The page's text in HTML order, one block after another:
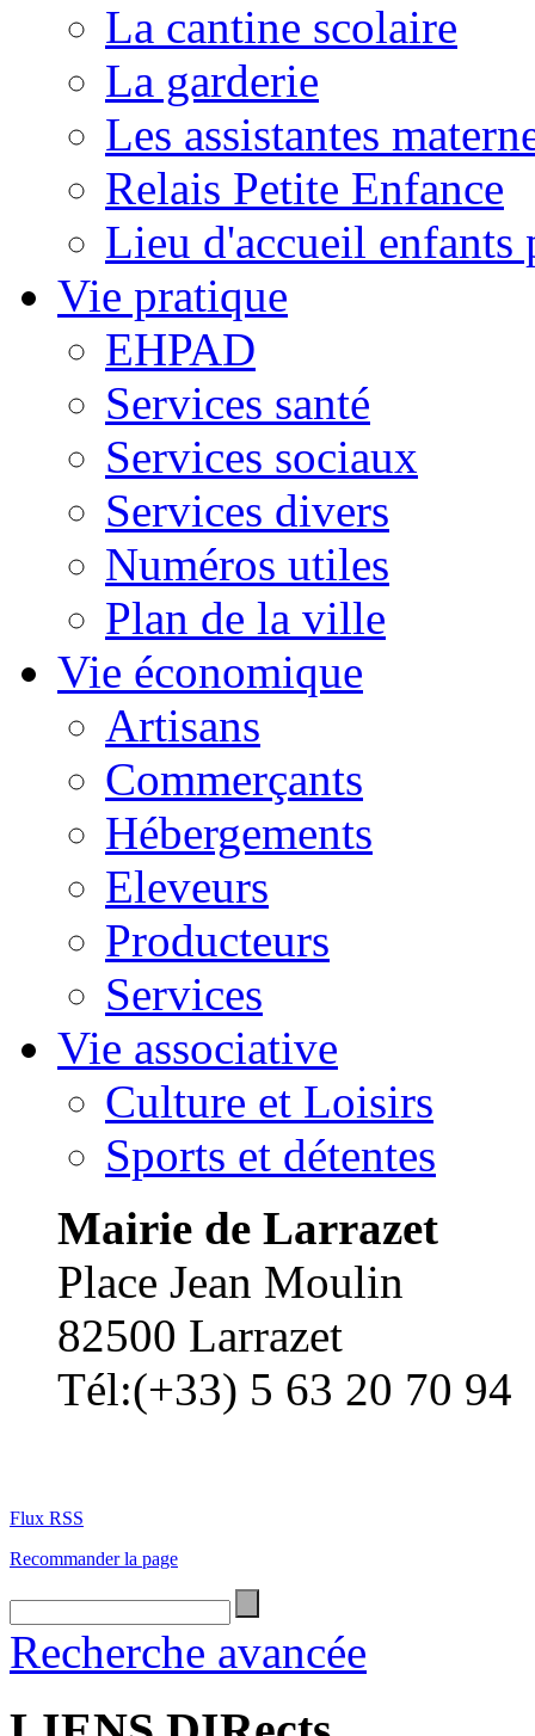
La cantine scolaire
La garderie
Les assistantes
Relais Petite Enfance
Lieu d'accueil enfants
Vie pratique
EHPAD
Services santé
Services sociaux
Services divers
Numéros utiles
Plan de la ville
Vie économique
Artisans
Commerçants
Hébergements
Eleveurs
Producteurs
Services
Vie associative
Culture et Loisirs
Sports et détentes
Mairie de Larrazet
Place Jean Moulin
82500 Larrazet
Tél:(+33) 5 63 20 70 94
Flux RSS
Recommander la page
Recherche avancée